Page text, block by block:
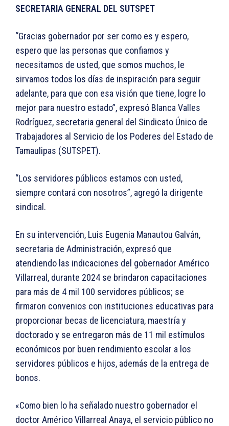
SECRETARIA GENERAL DEL SUTSPET
“Gracias gobernador por ser como es y espero,
espero que las personas que confiamos y
necesitamos de usted, que somos muchos, le
sirvamos todos los días de inspiración para seguir
adelante, para que con esa visión que tiene, logre lo
mejor para nuestro estado”, expresó Blanca Valles
Rodríguez, secretaria general del Sindicato Único de
Trabajadores al Servicio de los Poderes del Estado de
Tamaulipas (SUTSPET).
“Los servidores públicos estamos con usted,
siempre contará con nosotros”, agregó la dirigente
sindical.
En su intervención, Luis Eugenia Manautou Galván,
secretaria de Administración, expresó que
atendiendo las indicaciones del gobernador Américo
Villarreal, durante 2024 se brindaron capacitaciones
para más de 4 mil 100 servidores públicos; se
firmaron convenios con instituciones educativas para
proporcionar becas de licenciatura, maestría y
doctorado y se entregaron más de 11 mil estímulos
económicos por buen rendimiento escolar a los
servidores públicos e hijos, además de la entrega de
bonos.
«Como bien lo ha señalado nuestro gobernador el
doctor Américo Villarreal Anaya, el servicio público no